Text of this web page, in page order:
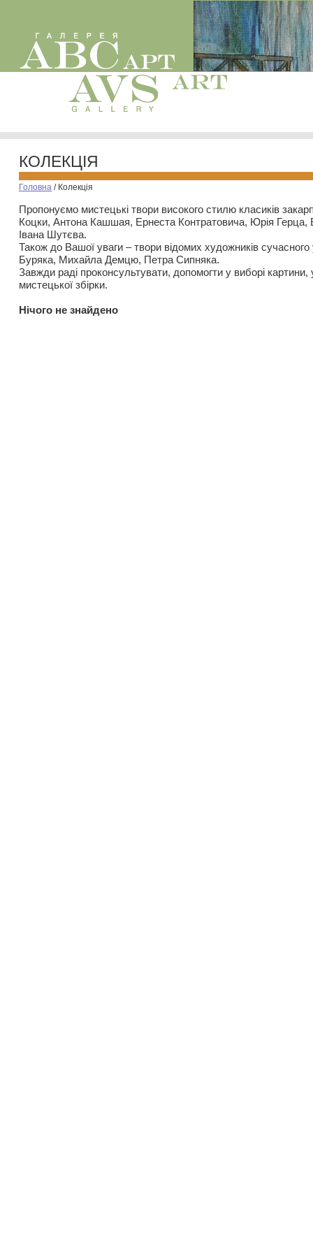
КОЛЕКЦІЯ
Головна / Колекція
Пропонуємо мистецькі твори високого стилю класиків
Коцки, Антона Кашшая, Ернеста Контратовича, Юрія
Івана Шутєва.
Також до Вашої уваги – твори відомих художників
Буряка, Михайла Демцю, Петра Сипняка.
Завжди раді проконсультувати, допомогти у виборі картини,
мистецької збірки.
Нiчого не знайдено